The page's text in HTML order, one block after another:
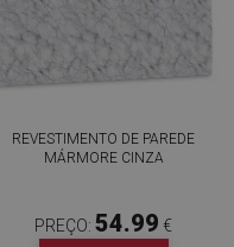
REVESTIMENTO DE PAREDE
MÁRMORE CINZA
PREÇO: 54.99 €